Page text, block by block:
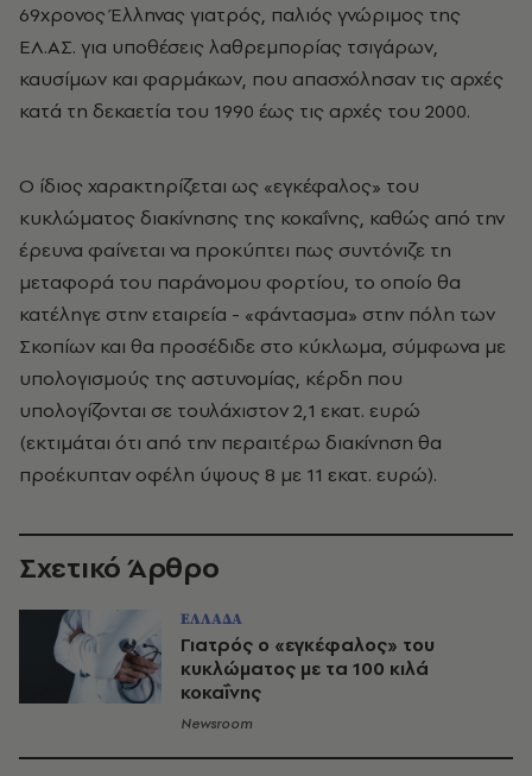
69χρονος Έλληνας γιατρός, παλιός γνώριμος της
ΕΛ.ΑΣ. για υποθέσεις λαθρεμπορίας τσιγάρων,
καυσίμων και φαρμάκων, που απασχόλησαν τις αρχές
κατά τη δεκαετία του 1990 έως τις αρχές του 2000.
Ο ίδιος χαρακτηρίζεται ως «εγκέφαλος» του
κυκλώματος διακίνησης της κοκαΐνης, καθώς από την
έρευνα φαίνεται να προκύπτει πως συντόνιζε τη
μεταφορά του παράνομου φορτίου, το οποίο θα
κατέληγε στην εταιρεία - «φάντασμα» στην πόλη των
Σκοπίων και θα προσέδιδε στο κύκλωμα, σύμφωνα με
υπολογισμούς της αστυνομίας, κέρδη που
υπολογίζονται σε τουλάχιστον 2,1 εκατ. ευρώ
(εκτιμάται ότι από την περαιτέρω διακίνηση θα
προέκυπταν οφέλη ύψους 8 με 11 εκατ. ευρώ).
Σχετικό Άρθρο
ΕΛΛΑΔΑ
Γιατρός ο «εγκέφαλος» του
κυκλώματος με τα 100 κιλά
κοκαΐνης
Newsroom